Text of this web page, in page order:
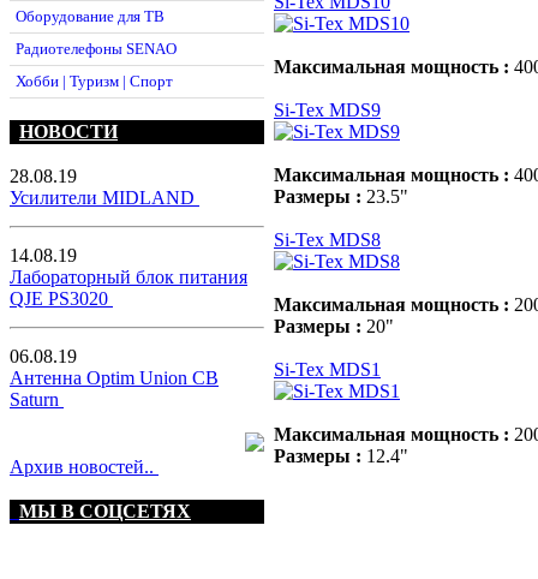
Оборудование для ТВ
Радиотелефоны SENAO
Хобби | Туризм | Спорт
НОВОСТИ
28.08.19
Усилители MIDLAND
14.08.19
Лабораторный блок питания
QJE PS3020
06.08.19
Антенна Optim Union CB
Saturn
Архив новостей..
МЫ В СОЦСЕТЯХ
Максимальная мощность :
Si-Tex MDS9
Максимальная мощность :
Размеры : 23.5"
Si-Tex MDS8
Максимальная мощность :
Размеры : 20"
Si-Tex MDS1
Максимальная мощность :
Размеры : 12.4"